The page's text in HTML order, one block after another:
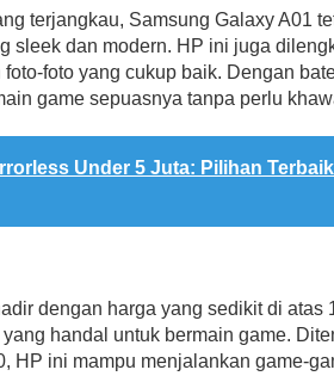
terjangkau, Samsung Galaxy A01
sleek dan modern. HP ini juga
foto yang cukup baik. Dengan
game sepuasnya tanpa perlu
Under 5 Juta: Pilihan
dengan harga yang sedikit di atas
handal untuk bermain game.
HP ini mampu menjalankan game-